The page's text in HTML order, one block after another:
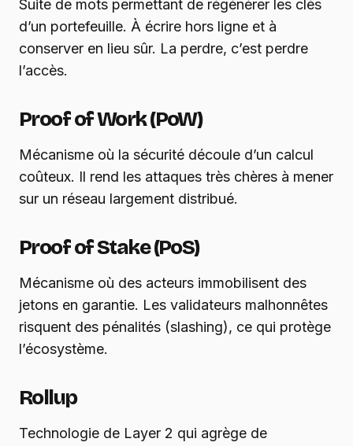
Suite de mots permettant de régénérer les clés
d’un portefeuille. À écrire hors ligne et à
conserver en lieu sûr. La perdre, c’est perdre
l’accès.
Proof of Work (PoW)
Mécanisme où la sécurité découle d’un calcul
coûteux. Il rend les attaques très chères à mener
sur un réseau largement distribué.
Proof of Stake (PoS)
Mécanisme où des acteurs immobilisent des
jetons en garantie. Les validateurs malhonnêtes
risquent des pénalités (slashing), ce qui protège
l’écosystème.
Rollup
Technologie de Layer 2 qui agrège de